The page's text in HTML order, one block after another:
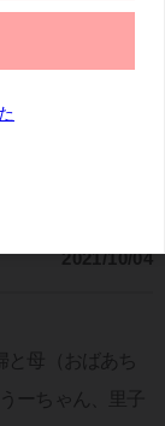
智浩の養
2021/10/04
母（おばあち
ーちゃん、里子